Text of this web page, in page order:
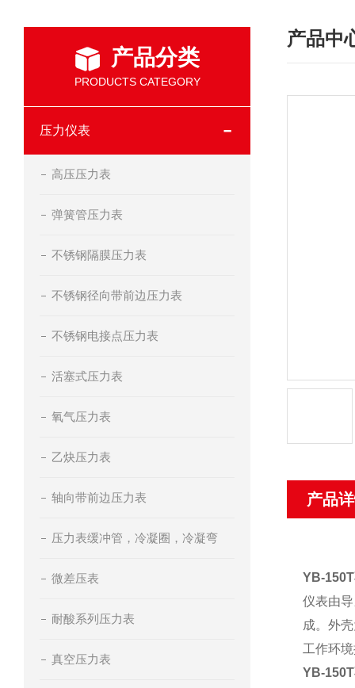
产品分类
PRODUCTS CATEGORY
压力仪表
高压压力表
弹簧管压力表
不锈钢隔膜压力表
不锈钢径向带前边压力表
不锈钢电接点压力表
活塞式压力表
氧气压力表
乙炔压力表
轴向带前边压力表
压力表缓冲管，冷凝圈，冷凝弯
微差压表
耐酸系列压力表
真空压力表
产品中
产品
YB-
仪表由
成。外
工作环
YB-